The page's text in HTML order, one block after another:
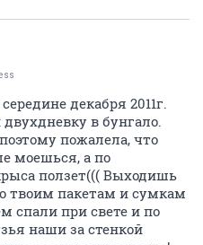
декабря 2011г.
в бунгало.
пожалела, что
моешься, а по
ползет((( Выходишь
твоим пакетам и сумкам
при свете и по
наши за стенкой